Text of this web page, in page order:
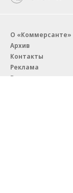
О «Коммерсанте»
Архив
Контакты
Реклама
Вакансии